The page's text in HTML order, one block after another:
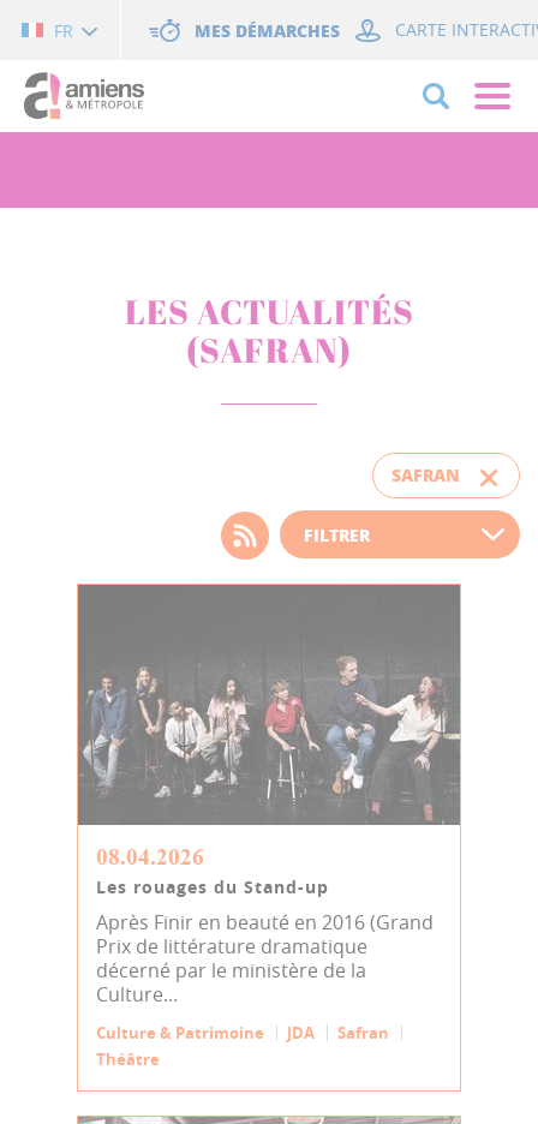
FR MES DÉMARCHES CARTE
LES ACTUALITÉS
(SAFRAN)
SAFRAN
Choisissez votre filtre
d'actualité
08.04.2026
Les rouages du Stand-up
Après Finir en beauté en 2016 (Grand
Prix de littérature dramatique
décerné par le ministère de la
Culture...
Culture & Patrimoine JDA
Safran
Théâtre